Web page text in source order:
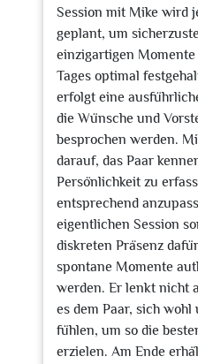
Session mit Mike wird
geplant, um
einzigartigen
Tages optimal
erfolgt eine
die Wünsche und
besprochen werden.
darauf, das Paar
Persönlichkeit zu
entsprechend
eigentlichen Session
diskreten Präsenz
spontane Momente
werden. Er lenkt nicht
es dem Paar, sich
fühlen, um so die
erzielen. Am Ende